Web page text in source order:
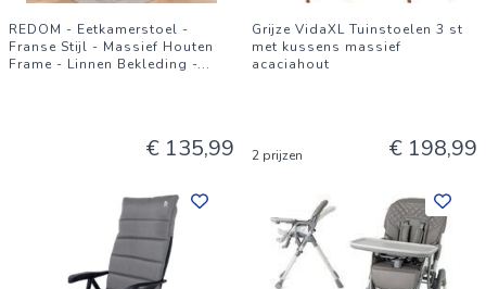
REDOM - Eetkamerstoel -
Franse Stijl - Massief Houten
Frame - Linnen Bekleding -...
€ 135,99
Grijze VidaXL Tuinstoelen 3 st
met kussens massief
acaciahout
2 prijzen € 198,99